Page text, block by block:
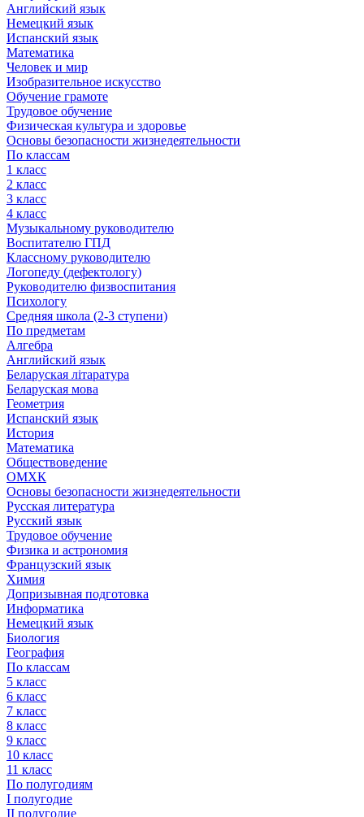
Английский язык
Немецкий язык
Испанский язык
Математика
Человек и мир
Изобразительное искусство
Обучение грамоте
Трудовое обучение
Физическая культура и здоровье
Основы безопасности жизнедеятельности
По классам
1 класс
2 класс
3 класс
4 класс
Музыкальному руководителю
Воспитателю ГПД
Классному руководителю
Логопеду (дефектологу)
Руководителю физвоспитания
Психологу
Средняя школа (2-3 ступени)
По предметам
Алгебра
Английский язык
Беларуская літаратура
Беларуская мова
Геометрия
Испанский язык
История
Математика
Обществоведение
ОМХК
Основы безопасности жизнедеятельности
Русская литература
Русский язык
Трудовое обучение
Физика и астрономия
Французский язык
Химия
Допризывная подготовка
Информатика
Немецкий язык
Биология
География
По классам
5 класс
6 класс
7 класс
8 класс
9 класс
10 класс
11 класс
По полугодиям
I полугодие
II полугодие